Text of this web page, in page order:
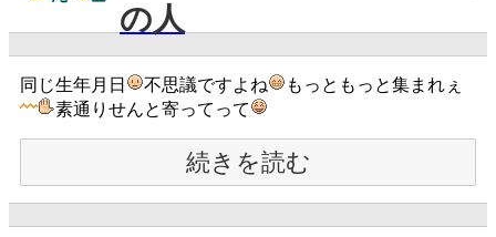
の人
同じ生年月日 不思議ですよね
もっともっと集まれぇ
素通りせんと寄ってって
続きを読む